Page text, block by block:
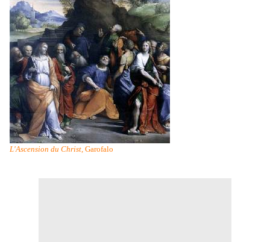
L'Ascension du Christ, Garofalo